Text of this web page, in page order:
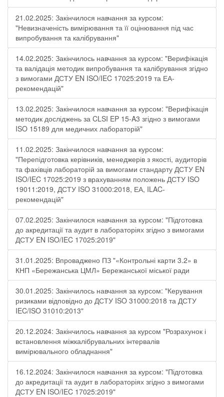
21.02.2025: Закінчилося навчання за курсом:
"Невизначеність вимірювання та її оцінювання під час
випробування та калібрування"
14.02.2025: Закінчилось навчання за курсом: "Верифікація
та валідація методик випробування та калібрування згідно
з вимогами ДСТУ EN ISO/IEC 17025:2019 та ЕА-
рекомендацій"
13.02.2025: Закінчилося навчання за курсом: "Верифікація
методик досліджень за CLSI EP 15-A3 згідно з вимогами
ISO 15189 для медичних лабораторій"
11.02.2025: Закінчилося навчання за курсом:
"Перепідготовка керівників, менеджерів з якості, аудиторів
та фахівців лабораторій за вимогами стандарту ДСТУ EN
ISO/IEC 17025:2019 з врахуванням положень ДСТУ ISO
19011:2019, ДСТУ ISO 31000:2018, ЕА, ILAC-
рекомендацій"
07.02.2025: Закінчилося навчання за курсом: "Підготовка
до акредитації та аудит в лабораторіях згідно з вимогами
ДСТУ EN ISO/IEC 17025:2019"
31.01.2025: Впроваджено ПЗ "«Контрольні карти 3.2» в
КНП «Бережанська ЦМЛ» Бережанської міської ради
30.01.2025: Закінчилось навчання за курсом: "Керування
ризиками відповідно до ДСТУ ISO 31000:2018 та ДСТУ
IEC/ISO 31010:2013"
20.12.2024: Закінчилось навчання за курсом "Розрахунок і
встановлення міжкалібрувальних інтервалів
вимірювального обладнання"
16.12.2024: Закінчилося навчання за курсом: "Підготовка
до акредитації та аудит в лабораторіях згідно з вимогами
ДСТУ EN ISO/IEC 17025:2019"